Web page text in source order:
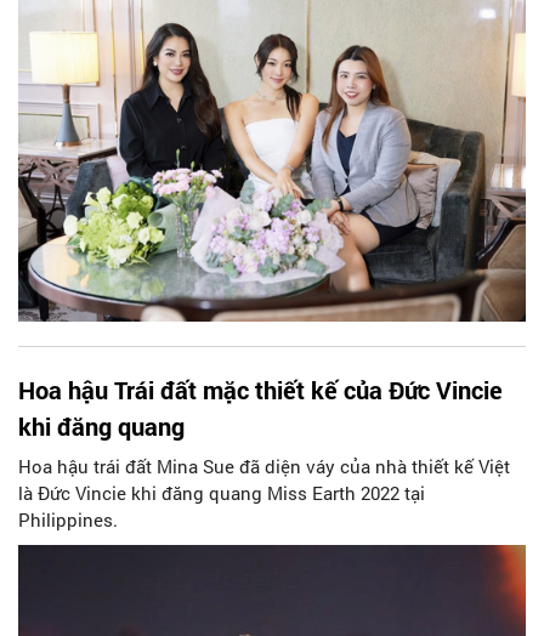
Hoa hậu Trái đất mặc thiết kế của Đức Vincie
khi đăng quang
Hoa hậu trái đất Mina Sue đã diện váy của nhà thiết kế Việt
là Đức Vincie khi đăng quang Miss Earth 2022 tại
Philippines.